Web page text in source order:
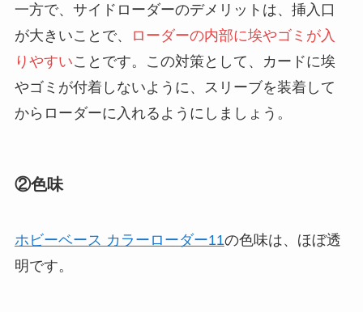
一方で、サイドローダーのデメリットは、挿入口
が大きいことで、
ローダーの内部に埃やゴミが入
りやすいことです。この対策として、カードに埃
やゴミが付着しないように、スリーブを装着して
からローダーに入れるようにしましょう。
②色味
ホビーベース カラーローダー11の色味は、ほぼ透
明です。